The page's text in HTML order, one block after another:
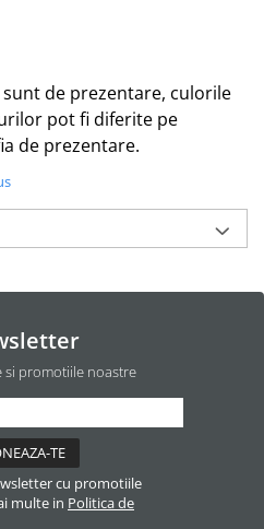
de prezentare, culorile
pot fi diferite pe
de prezentare.
si promotiile noastre
cu promotiile
multe in Politica de